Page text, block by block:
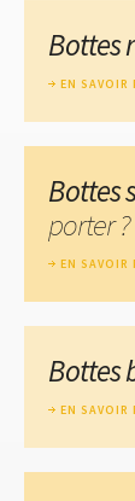
Bottes
EN SAVOIR
Bottes
porter ?
EN SAVOIR
Bottes
EN SAVOIR